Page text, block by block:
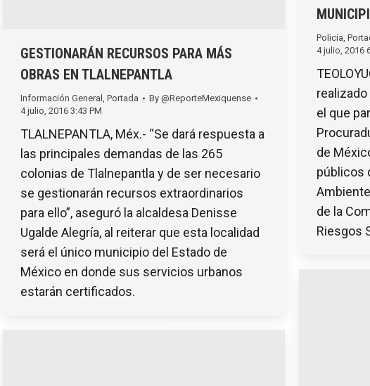
Policía
4 julio, 2016
el que
de
públicos
de la
Riesgos
GESTIONARÁN RECURSOS PARA MÁS
OBRAS EN TLALNEPANTLA
Información General Portada By @ReporteMexiquense
4 julio, 2016 3:43 PM
TLALNEPANTLA, Méx.- “Se dará respuesta a
las principales demandas de las 265
colonias de Tlalnepantla y de ser necesario
se gestionarán recursos extraordinarios
para ello”, aseguró la alcaldesa Denisse
Ugalde Alegría, al reiterar que esta localidad
será el único municipio del Estado de
México en donde sus servicios urbanos
estarán certificados.